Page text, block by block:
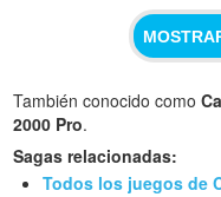
También conocido como
2000 Pro.
Sagas relacionadas:
Todos los juegos de